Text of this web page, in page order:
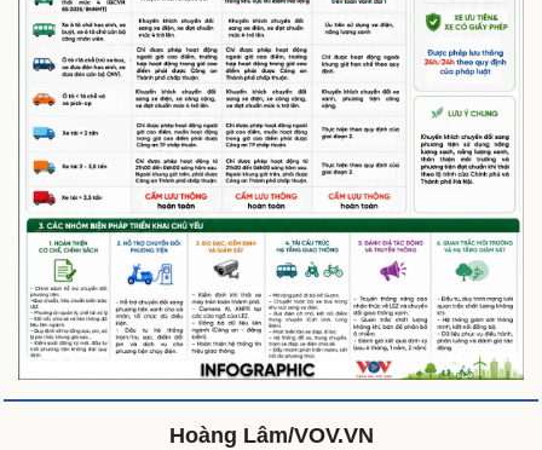
Doanh nghiệp
Thông tin doanh nghiệp
Doanh nghiệp 24h
Vì cộng đồng
Công nghệ
Sành điệu
Tin Công nghệ
Trải nghiệm
Chuyển đổi số
Sức khỏe
Dinh dưỡng - món ngon
Cây thuốc
Sản phụ khoa
Nhi khoa
Nam khoa
Làm đẹp - giảm cân
Phòng mạch online
Đời sống
Nhà đẹp
Blog
Tình yêu - Gia đình
Hoàng Lâm/VOV.VN